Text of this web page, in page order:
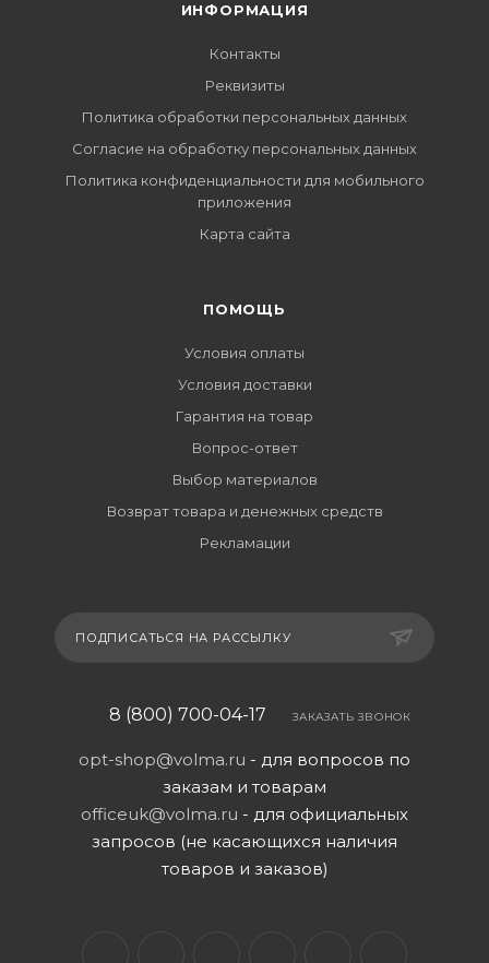
ИНФОРМАЦИЯ
Контакты
Реквизиты
Политика обработки персональных данных
Согласие на обработку персональных данных
Политика конфиденциальности для мобильного
приложения
Карта сайта
ПОМОЩЬ
Условия оплаты
Условия доставки
Гарантия на товар
Вопрос-ответ
Выбор материалов
Возврат товара и денежных средств
Рекламации
ПОДПИСАТЬСЯ НА РАССЫЛКУ
8 (800) 700-04-17 ЗАКАЗАТЬ ЗВОНОК
opt-shop@volma.ru - для вопросов по
заказам и товарам
officeuk@volma.ru - для официальных
запросов (не касающихся наличия
товаров и заказов)